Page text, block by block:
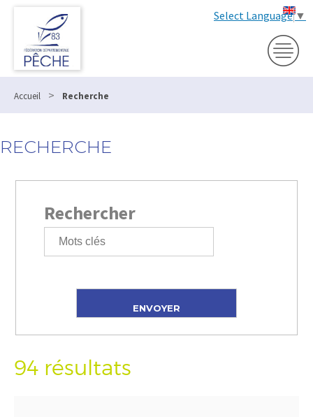
Select Language▼
Accueil > Recherche
RECHERCHE
Rechercher
94 résultats